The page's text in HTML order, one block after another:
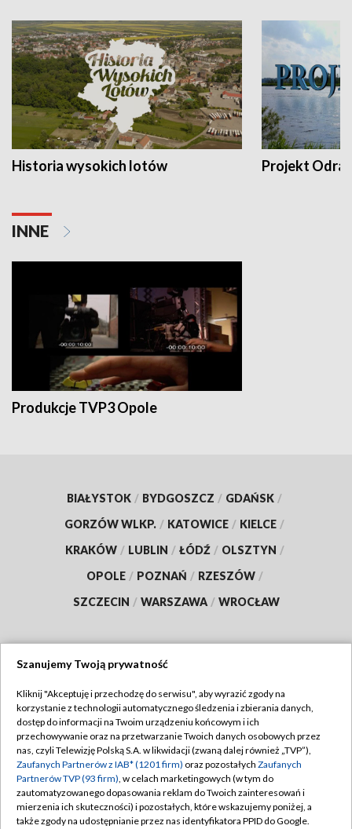
Historia wysokich lotów Projekt Odra
INNE
Produkcje TVP3 Opole
BIAŁYSTOK / BYDGOSZCZ / GDAŃSK /
GORZÓW WLKP. / KATOWICE / KIELCE /
KRAKÓW / LUBLIN / ŁÓDŹ / OLSZTYN /
OPOLE / POZNAŃ / RZESZÓW /
SZCZECIN / WARSZAWA / WROCŁAW
TVP
Abonament TVP
Emisja w TVP
Centrum informacji TVP
Naziemna Telewizja Cyfrowa
Regulamin TVP
Polityka prywatności
Moje zgody
Pomoc
Szanujemy Twoją prywatność
Kliknij "Akceptuję i przechodzę do serwisu", aby wyrazić zgody na
korzystanie z technologii automatycznego śledzenia i zbierania danych,
dostęp do informacji na Twoim urządzeniu końcowym i ich
przechowywanie oraz na przetwarzanie Twoich danych osobowych przez
nas, czyli Telewizję Polską S.A. w likwidacji (zwaną dalej również „TVP”),
Zaufanych Partnerów z IAB* (1201 firm) oraz pozostałych Zaufanych
Partnerów TVP (93 firm), w celach marketingowych (w tym do
zautomatyzowanego dopasowania reklam do Twoich zainteresowań i
mierzenia ich skuteczności) i pozostałych, które wskazujemy poniżej, a
także zgody na udostępnianie przez nas identyfikatora PPID do Google.